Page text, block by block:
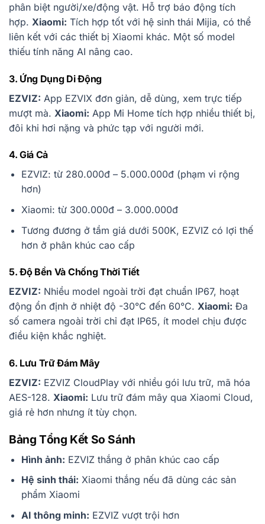
phân biệt người/xe/động vật. Hỗ trợ báo động tích
hợp. Xiaomi: Tích hợp tốt với hệ sinh thái Mijia, có thể
liên kết với các thiết bị Xiaomi khác. Một số model
thiếu tính năng AI nâng cao.
3. Ứng Dụng Di Động
EZVIZ: App EZVIX đơn giản, dễ dùng, xem trực tiếp
mượt mà. Xiaomi: App Mi Home tích hợp nhiều thiết bị,
đôi khi hơi nặng và phức tạp với người mới.
4. Giá Cả
EZVIZ: từ 280.000đ – 5.000.000đ (phạm vi rộng
hơn)
Xiaomi: từ 300.000đ – 3.000.000đ
Tương đương ở tầm giá dưới 500K, EZVIZ có lợi thế
hơn ở phân khúc cao cấp
5. Độ Bền Và Chống Thời Tiết
EZVIZ: Nhiều model ngoài trời đạt chuẩn IP67, hoạt
động ổn định ở nhiệt độ -30°C đến 60°C. Xiaomi: Đa
số camera ngoài trời chỉ đạt IP65, ít model chịu được
điều kiện khắc nghiệt.
6. Lưu Trữ Đám Mây
EZVIZ: EZVIZ CloudPlay với nhiều gói lưu trữ, mã hóa
AES-128. Xiaomi: Lưu trữ đám mây qua Xiaomi Cloud,
giá rẻ hơn nhưng ít tùy chọn.
Bảng Tổng Kết So Sánh
Hình ảnh: EZVIZ thắng ở phân khúc cao cấp
Hệ sinh thái: Xiaomi thắng nếu đã dùng các sản
phẩm Xiaomi
AI thông minh: EZVIZ vượt trội hơn